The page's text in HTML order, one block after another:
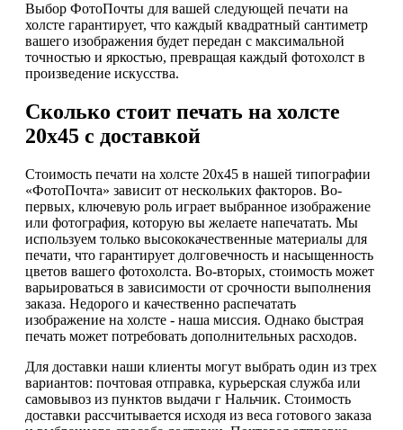
Выбор ФотоПочты для вашей следующей печати на
холсте гарантирует, что каждый квадратный сантиметр
вашего изображения будет передан с максимальной
точностью и яркостью, превращая каждый фотохолст в
произведение искусства.
Сколько стоит печать на холсте
20х45 с доставкой
Стоимость печати на холсте 20х45 в нашей типографии
«ФотоПочта» зависит от нескольких факторов. Во-
первых, ключевую роль играет выбранное изображение
или фотография, которую вы желаете напечатать. Мы
используем только высококачественные материалы для
печати, что гарантирует долговечность и насыщенность
цветов вашего фотохолста. Во-вторых, стоимость может
варьироваться в зависимости от срочности выполнения
заказа. Недорого и качественно распечатать
изображение на холсте - наша миссия. Однако быстрая
печать может потребовать дополнительных расходов.
Для доставки наши клиенты могут выбрать один из трех
вариантов: почтовая отправка, курьерская служба или
самовывоз из пунктов выдачи г Нальчик. Стоимость
доставки рассчитывается исходя из веса готового заказа